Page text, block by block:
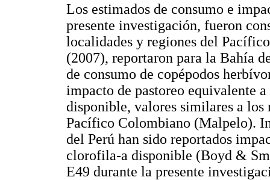
Los estimados de consumo e
presente investigación, fueron
localidades y regiones del
(2007), reportaron para la Bahía
de consumo de copépodos
impacto de pastoreo equivalente
disponible, valores similares a los
Pacífico Colombiano (Malpelo).
del Perú han sido reportados
clorofila-a disponible (Boyd &
E49 durante la presente